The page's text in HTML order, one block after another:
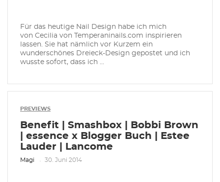
Für das heutige Nail Design habe ich mich
von Cecilia von Temperaninails.com inspirieren
lassen. Sie hat nämlich vor Kurzem ein
wunderschönes Dreieck-Design gepostet und ich
wusste sofort, dass ich ...
PREVIEWS
Benefit | Smashbox | Bobbi Brown
| essence x Blogger Buch | Estee
Lauder | Lancome
Magi 30. Juni 2014